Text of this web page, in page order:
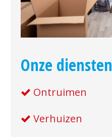
Onze diensten
Ontruimen
Verhuizen